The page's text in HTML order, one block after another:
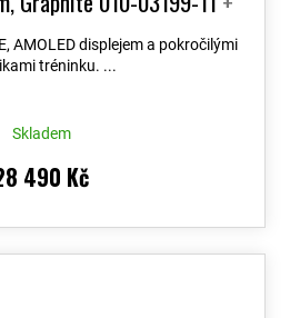
90 dní + Topo Czech PRO
Voucher
AMOLED displejem a pokročilými
tréninku. ...
Skladem
490 Kč